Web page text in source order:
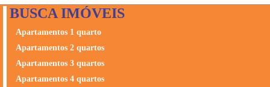
BUSCA IMÓVEIS
Apartamentos 1 quarto
Apartamentos 2 quartos
Apartamentos 3 quartos
Apartamentos 4 quartos